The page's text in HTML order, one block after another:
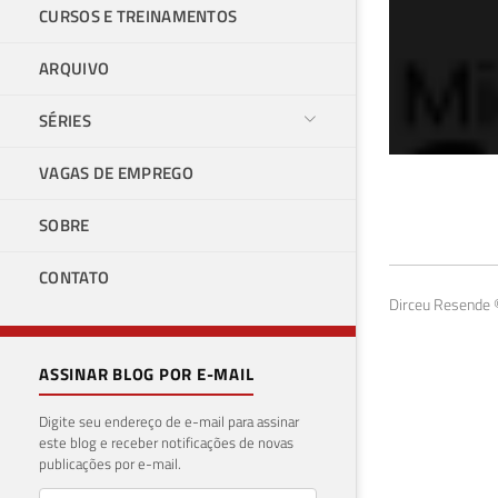
CURSOS E TREINAMENTOS
ARQUIVO
SÉRIES
VAGAS DE EMPREGO
SOBRE
CONTATO
ASSINAR BLOG POR E-MAIL
Digite seu endereço de e-mail para assinar
este blog e receber notificações de novas
publicações por e-mail.
Dirceu